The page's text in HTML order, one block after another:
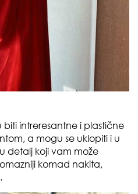
biti intreresantne i plastične
a mogu se uklopiti i u
detalj koji vam može
komad nakita,